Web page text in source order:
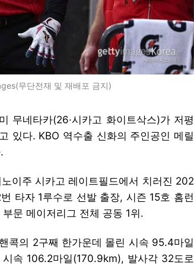
무단전재 및 재배포 금지)
무네타카(26·시카고 화이트삭스)가 저평
있다. KBO 역수출 신화의 주인공인 메릴
이주 시카고 레이트필드에서 치러진 202
타자 1루수로 선발 출장, 시즌 15호 홈런
문 메이저리그 전체 공동 1위.
콕의 2구째 한가운데 몰린 시속 95.4마일
속 106.2마일(170.9km), 발사각 32도로